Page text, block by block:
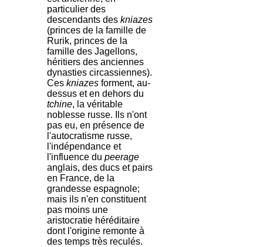
particulier des
descendants des kniazes
(princes de la famille de
Rurik, princes de la
famille des Jagellons,
héritiers des anciennes
dynasties circassiennes).
Ces kniazes forment, au-
dessus et en dehors du
tchine, la véritable
noblesse russe. Ils n'ont
pas eu, en présence de
l'autocratisme russe,
l'indépendance et
l'influence du peerage
anglais, des ducs et pairs
en France, de la
grandesse espagnole;
mais ils n'en constituent
pas moins une
aristocratie héréditaire
dont l'origine remonte à
des temps très reculés.